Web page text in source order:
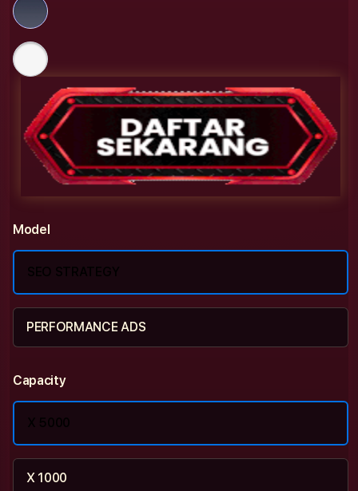
Model
SEO STRATEGY
PERFORMANCE ADS
Capacity
X 5000
X 1000